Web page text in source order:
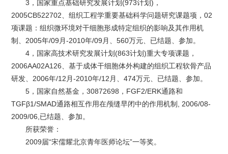
3，国家重点基础研究发展计划(973计划)，
2005CB522702、组织工程学重要基础科学问题研究课题项，02
项课题：组织微环境对干细胞形成特定组织的影响及其作用机
制、2005年/09月-2010年/09月、560万元、已结题、参加。
4，国家高技术研究发展计划(863计划)重大专项课题，
2006AA02A126、基于成体干细胞体外构建的组织工程软骨产品
研发、2006年/12月-2010年/12月、474万元、已结题、参加。
5，国家自然基金，30872698，FGF2/ERK通路和
TGFβ1/SMAD通路相互作用在颅缝早闭中的作用机制, 2006/08-
2009/06,已结题、参加。
所获荣誉：
2009届“宋儒耀北京青年医师论坛”一等奖。